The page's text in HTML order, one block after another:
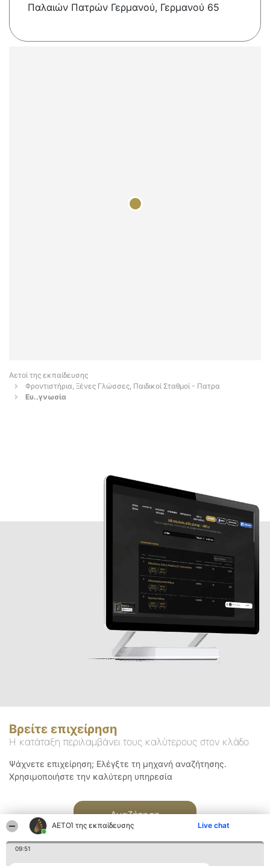
ΑΕΤΟΊ της εκπαίδευσης Live chat
09:51
Παλαιών Πατρών Γερμανού, Γερμανού 65
Αετοί της εκπαίδευσης
Φροντιστήρια, Ξένες Γλώσσες, Παιδικοί Σταθμοί - Πατρα
Eυ..γνωσία
Βρείτε επιχείρηση
Η κατάταξη περιλαμβάνει τους καλύτερους στον κλάδο
Ψάχνετε επιχείρηση; Ελέγξτε τη μηχανή αναζήτησης.
Χρησιμοποιήστε την καλύτερη υπηρεσία
Αναζήτηση